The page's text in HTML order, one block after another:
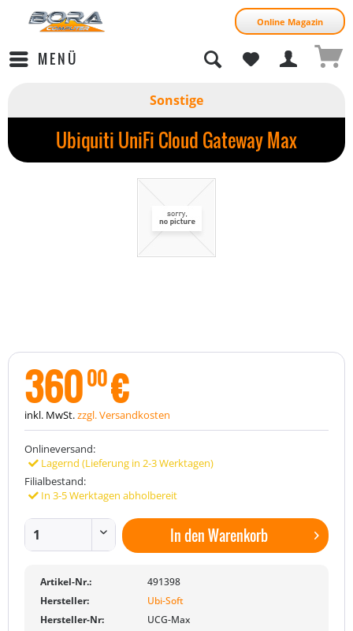
Online Magazin
MENÜ
Sonstige
Ubiquiti UniFi Cloud Gateway Max
36000€
inkl. MwSt.zzgl. Versandkosten
Onlineversand:
Lagernd (Lieferung in 2-3 Werktagen)
Filialbestand:
In 3-5 Werktagen abholbereit
In denWarenkorb
Artikel-Nr.:
491398
Hersteller:
Ubi-Soft
Hersteller-Nr:
UCG-Max